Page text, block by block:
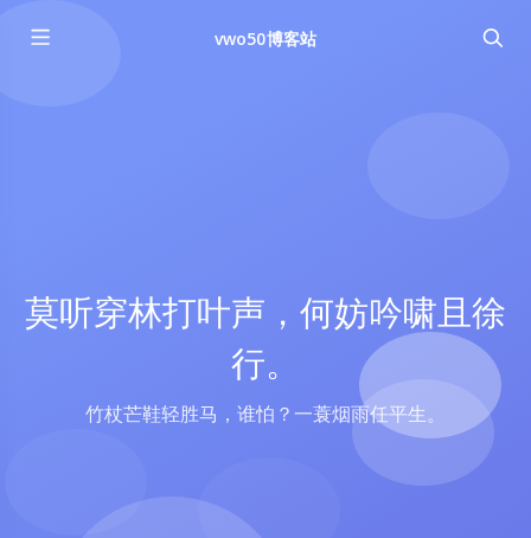
vwo50博客站
莫听穿林打叶声，何妨吟啸且徐
行。
竹杖芒鞋轻胜马，谁怕？一蓑烟雨任平生。